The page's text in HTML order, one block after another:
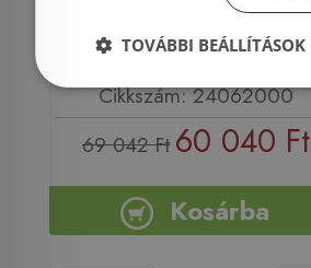
Cikkszám: 24062000
69 042 Ft 60 040 Ft
Kosárba
TOVÁBBI BEÁLLÍTÁSOK